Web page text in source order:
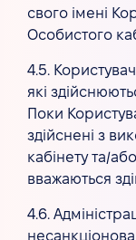
свого імені
Особистого
4.5. Користувач
які
Поки
здійснені з
кабінету та/
вважаються
4.6.